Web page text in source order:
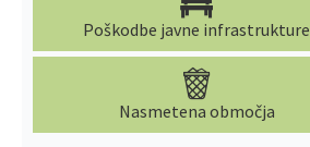
Poškodbe javne infrastrukture
Nasmetena območja